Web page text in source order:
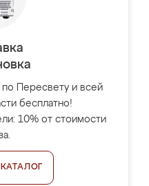
Пересвету и всей
бесплатно!
10% от стоимости